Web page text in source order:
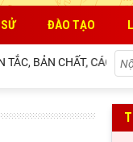
ĐÀO TẠO
BẢN CHẤT, CÁCH